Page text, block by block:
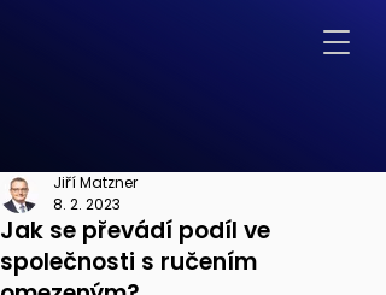
Jak se převádí podíl ve
společnosti s ručením
Jiří Matzner
8. 2. 2023